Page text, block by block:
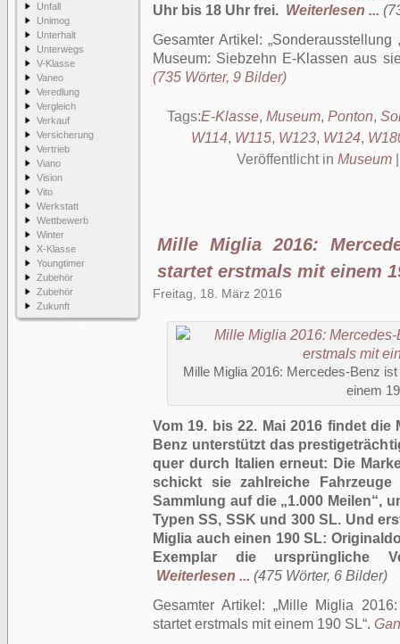
Unfall
Unimog
Unterhalt
Unterwegs
V-Klasse
Vaneo
Veredlung
Vergleich
Verkauf
Versicherung
Vertrieb
Viano
Vision
Vito
Werkstatt
Wettbewerb
Winter
X-Klasse
Youngtimer
Zubehör
Zubehör
Zukunft
Uhr bis 18 Uhr frei. Weiterlesen ...
Gesamter Artikel: Sonderausstellung
Museum: Siebzehn E-Klassen aus
(735 Wörter, 9 Bilder)
Tags:E-Klasse, Museum, Ponton,
W114, W115, W123, W124,
Veröffentlicht in Museum
Mille Miglia 2016:
startet erstmals mit einem
Freitag, 18. März 2016
Mille Miglia 2016: Mercedes-Benz
einem
Vom 19. bis 22. Mai 2016 findet die
Benz unterstützt das
quer durch Italien erneut: Die
schickt sie zahlreiche Fahrzeuge
Sammlung auf die „1.000 Meilen“,
Typen SS, SSK und 300 SL. Und
Miglia auch einen 190 SL:
Exemplar die ursprüngliche
Weiterlesen ... (475 Wörter, 6 Bilder)
Gesamter Artikel:
Mille Miglia
startet erstmals mit einem 190 SL .